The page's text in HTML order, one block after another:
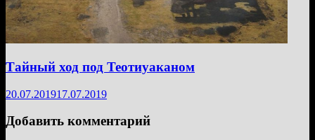
Тайный ход под Теотиуаканом
20.07.201917.07.2019
Добавить комментарий